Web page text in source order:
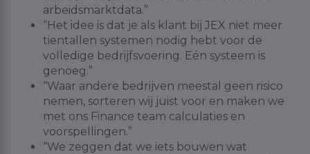
arbeidsmarktdata.”
“Het idee is dat je als klant bij JEX niet meer
tientallen systemen nodig hebt voor de
volledige bedrijfsvoering. Eén systeem is
genoeg.”
“Waar andere bedrijven meestal geen risico
nemen, sorteren wij juist voor en maken we
met ons Finance team calculaties en
voorspellingen.”
“We zeggen dat we iets bouwen wat